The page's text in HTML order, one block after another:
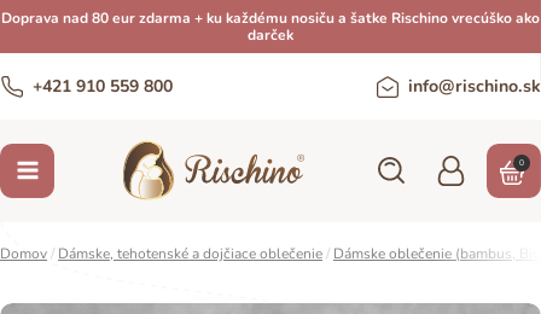
Doprava nad 80 eur zdarma + ku každému nosiču a šatke Rischino vrecúško ako
darček
+421 910 559 800 info@rischino.sk
0
Domov/ Dámske, tehotenské a dojčiace oblečenie/ Dámske oblečenie (bambus,